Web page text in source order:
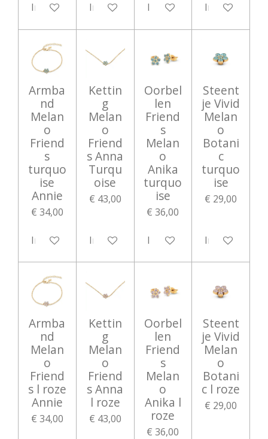
In winkelwagenIn winkelwagenIn winkelwagenIn
Armba
nd
Melan
o
Friend
s
turquo
ise
Annie
€ 34,00
In winkelwagen
Kettin
g
Melan
o
Friend
s Anna
Turqu
oise
€ 43,00
In winkelwagen
Oorbel
len
Friend
s
Melan
o
Anika
turquo
ise
€ 36,00
In winkelwagen
Steent
je Vivid
Melan
o
Botani
c
turquo
ise
€ 29,00
In
Armba
nd
Melan
o
Friend
s l roze
Annie
€ 34,00
Kettin
g
Melan
o
Friend
s Anna
l roze
€ 43,00
Oorbel
len
Friend
s
Melan
o
Anika l
roze
€ 36,00
Steent
je Vivid
Melan
o
Botani
c l roze
€ 29,00